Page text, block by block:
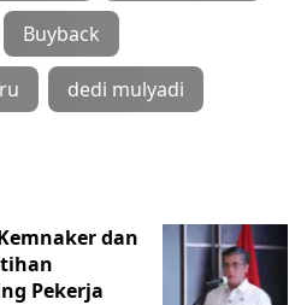
Buyback
dedi mulyadi
dan
Pekerja